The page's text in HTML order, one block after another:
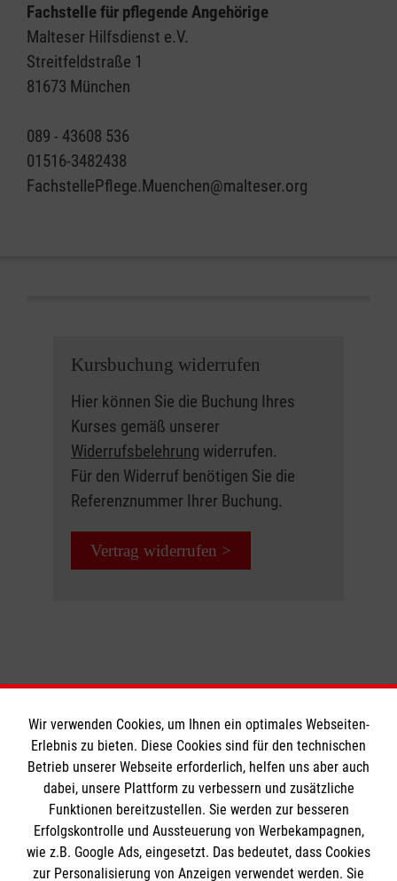
Fachstelle für pflegende Angehörige
Malteser Hilfsdienst e.V.
Streitfeldstraße 1
81673 München
089 - 43608 536
01516-3482438
FachstellePflege.Muenchen@malteser.org
Kursbuchung widerrufen
Hier können Sie die Buchung Ihres
Kurses gemäß unserer
Widerrufsbelehrung widerrufen.
Für den Widerruf benötigen Sie die
Referenznummer Ihrer Buchung.
Vertrag widerrufen >
Informationen
Impressum
Datenschutz
Die Malteser
Wir verwenden Cookies, um Ihnen ein optimales Webseiten-
Erlebnis zu bieten. Diese Cookies sind für den technischen
Betrieb unserer Webseite erforderlich, helfen uns aber auch
dabei, unsere Plattform zu verbessern und zusätzliche
Funktionen bereitzustellen. Sie werden zur besseren
Erfolgskontrolle und Aussteuerung von Werbekampagnen,
wie z.B. Google Ads, eingesetzt. Das bedeutet, dass Cookies
zur Personalisierung von Anzeigen verwendet werden. Sie